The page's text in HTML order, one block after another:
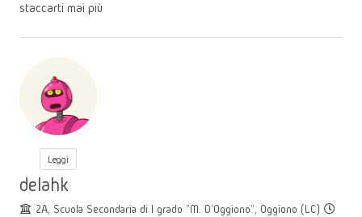
staccarti mai più
Leggi
delahk
2A, Scuola Secondaria di I grado "M. D'Oggiono", Oggiono (LC)